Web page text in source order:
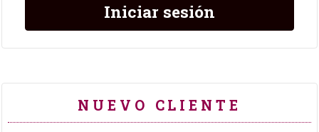
Iniciar sesión
NUEVO CLIENTE